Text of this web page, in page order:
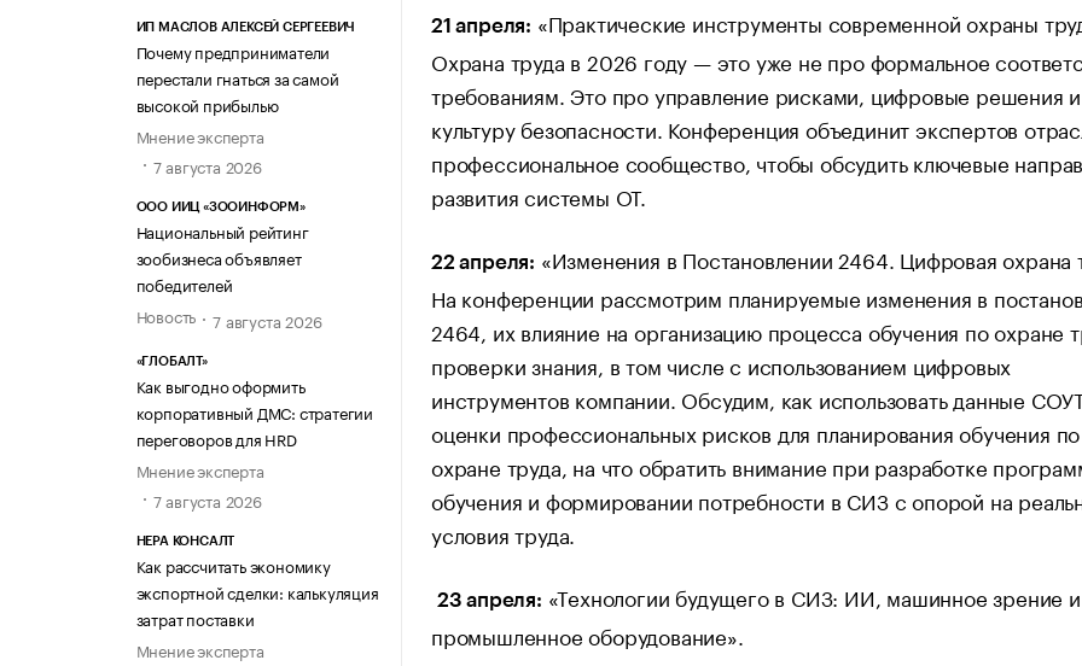
ИП МАСЛОВ АЛЕКСЕЙ СЕРГЕЕВИЧ
Почему предприниматели
перестали гнаться за самой
высокой прибылью
Мнение эксперта
7 августа 2026
ООО ИИЦ «ЗООИНФОРМ»
Национальный рейтинг
зообизнеса объявляет
победителей
Новость
7 августа 2026
«ГЛОБАЛТ»
Как выгодно оформить
корпоративный ДМС: стратегии
переговоров для HRD
Мнение эксперта
7 августа 2026
НЕРА КОНСАЛТ
Как рассчитать экономику
экспортной сделки: калькуляция
затрат поставки
Мнение эксперта
21 апреля: «Практические инструменты современной охраны
Охрана труда в 2026 году — это уже не про формальное
требованиям. Это про управление рисками, цифровые решения
культуру безопасности. Конференция объединит экспертов
профессиональное сообщество, чтобы обсудить ключевые
развития системы ОТ.
22 апреля: «Изменения в Постановлении 2464. Цифровая охрана
На конференции рассмотрим планируемые изменения в
2464, их влияние на организацию процесса обучения по охране
проверки знания, в том числе с использованием цифровых
инструментов компании. Обсудим, как использовать данные
оценки профессиональных рисков для планирования обучения по
охране труда, на что обратить внимание при разработке
обучения и формировании потребности в СИЗ с опорой на
условия труда.
23 апреля: «Технологии будущего в СИЗ: ИИ, машинное зрение и
промышленное оборудование».